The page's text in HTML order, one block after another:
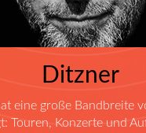
Ditzner
eine große Bandbreite
Touren, Konzerte und